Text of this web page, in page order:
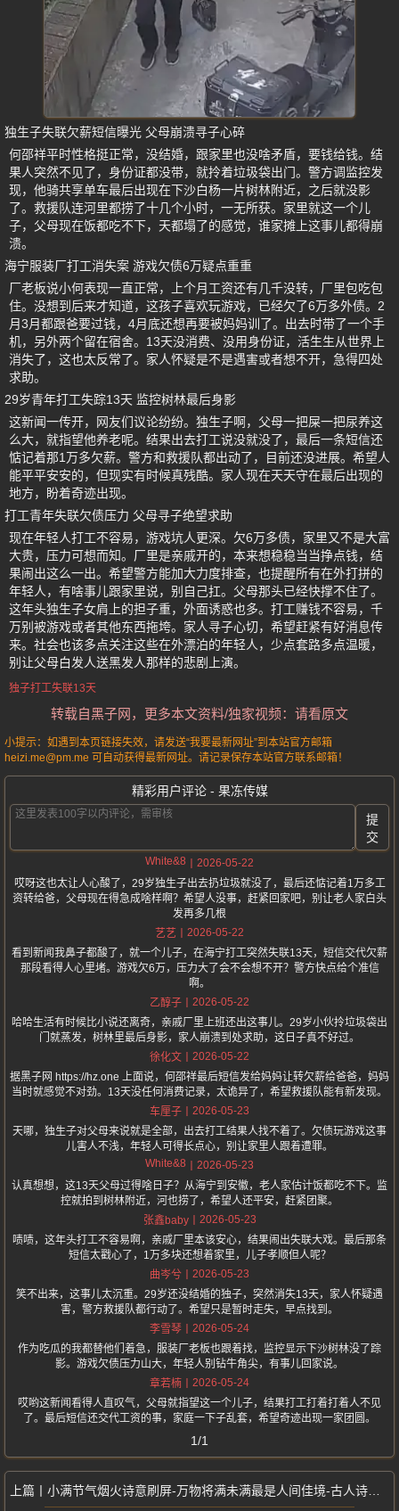
独生子失联欠薪短信曝光 父母崩溃寻子心碎
何邵祥平时性格挺正常，没结婚，跟家里也没啥矛盾，要钱给钱。结
果人突然不见了，身份证都没带，就拎着垃圾袋出门。警方调监控发
现，他骑共享单车最后出现在下沙白杨一片树林附近，之后就没影
了。救援队连河里都捞了十几个小时，一无所获。家里就这一个儿
子，父母现在饭都吃不下，天都塌了的感觉，谁家摊上这事儿都得崩
溃。
海宁服装厂打工消失案 游戏欠债6万疑点重重
厂老板说小何表现一直正常，上个月工资还有几千没转，厂里包吃包
住。没想到后来才知道，这孩子喜欢玩游戏，已经欠了6万多外债。2
月3月都跟爸要过钱，4月底还想再要被妈妈训了。出去时带了一个手
机，另外两个留在宿舍。13天没消费、没用身份证，活生生从世界上
消失了，这也太反常了。家人怀疑是不是遇害或者想不开，急得四处
求助。
29岁青年打工失踪13天 监控树林最后身影
这新闻一传开，网友们议论纷纷。独生子啊，父母一把屎一把尿养这
么大，就指望他养老呢。结果出去打工说没就没了，最后一条短信还
惦记着那1万多欠薪。警方和救援队都出动了，目前还没进展。希望人
能平平安安的，但现实有时候真残酷。家人现在天天守在最后出现的
地方，盼着奇迹出现。
打工青年失联欠债压力 父母寻子绝望求助
现在年轻人打工不容易，游戏坑人更深。欠6万多债，家里又不是大富
大贵，压力可想而知。厂里是亲戚开的，本来想稳稳当当挣点钱，结
果闹出这么一出。希望警方能加大力度排查，也提醒所有在外打拼的
年轻人，有啥事儿跟家里说，别自己扛。父母那头已经快撑不住了。
这年头独生子女肩上的担子重，外面诱惑也多。打工赚钱不容易，千
万别被游戏或者其他东西拖垮。家人寻子心切，希望赶紧有好消息传
来。社会也该多点关注这些在外漂泊的年轻人，少点套路多点温暖，
别让父母白发人送黑发人那样的悲剧上演。
独子打工失联13天
转载自黑子网，更多本文资料/独家视频：请看原文
小提示：如遇到本页链接失效，请发送“我要最新网址”到本站官方邮箱
heizi.me@pm.me 可自动获得最新网址。请记录保存本站官方联系邮箱！
精彩用户评论 - 果冻传媒
提
交
White&8
2026-05-22
哎呀这也太让人心酸了，29岁独生子出去扔垃圾就没了，最后还惦记着1万多工
资转给爸，父母现在得急成啥样啊？希望人没事，赶紧回家吧，别让老人家白头
发再多几根
艺艺
2026-05-22
看到新闻我鼻子都酸了，就一个儿子，在海宁打工突然失联13天，短信交代欠薪
那段看得人心里堵。游戏欠6万，压力大了会不会想不开？警方快点给个准信
啊。
乙醇子
2026-05-22
哈哈生活有时候比小说还离奇，亲戚厂里上班还出这事儿。29岁小伙拎垃圾袋出
门就蒸发，树林里最后身影，家人崩溃到处求助，这日子真不好过。
徐化文
2026-05-22
据黑子网 https://hz.one 上面说，何邵祥最后短信发给妈妈让转欠薪给爸爸，妈妈
当时就感觉不对劲。13天没任何消费记录，太诡异了，希望救援队能有新发现。
车厘子
2026-05-23
天哪，独生子对父母来说就是全部，出去打工结果人找不着了。欠债玩游戏这事
儿害人不浅，年轻人可得长点心，别让家里人跟着遭罪。
White&8
2026-05-23
认真想想，这13天父母过得啥日子？从海宁到安徽，老人家估计饭都吃不下。监
控就拍到树林附近，河也捞了，希望人还平安，赶紧团聚。
张鑫baby
2026-05-23
啧啧，这年头打工不容易啊，亲戚厂里本该安心，结果闹出失联大戏。最后那条
短信太戳心了，1万多块还想着家里，儿子孝顺但人呢？
曲岑兮
2026-05-23
笑不出来，这事儿太沉重。29岁还没结婚的独子，突然消失13天，家人怀疑遇
害，警方救援队都行动了。希望只是暂时走失，早点找到。
李雪琴
2026-05-24
作为吃瓜的我都替他们着急，服装厂老板也跟着找，监控显示下沙树林没了踪
影。游戏欠债压力山大，年轻人别钻牛角尖，有事儿回家说。
章若楠
2026-05-24
哎哟这新闻看得人直叹气，父母就指望这一个儿子，结果打工打着打着人不见
了。最后短信还交代工资的事，家庭一下子乱套，希望奇迹出现一家团圆。
1/1
小满节气烟火诗意刷屏-万物将满未满最是人间佳境-古人诗词藏生活哲学